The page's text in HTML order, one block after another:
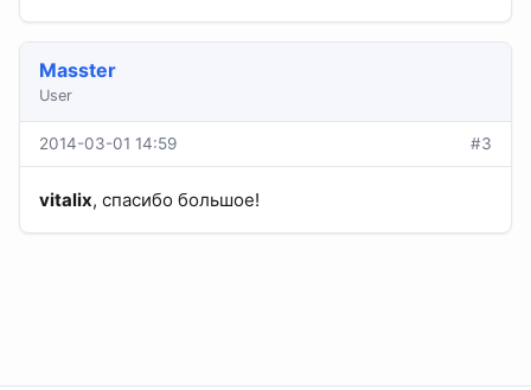
Masster
User
2014-03-01 14:59 #3
vitalix, спасибо большое!